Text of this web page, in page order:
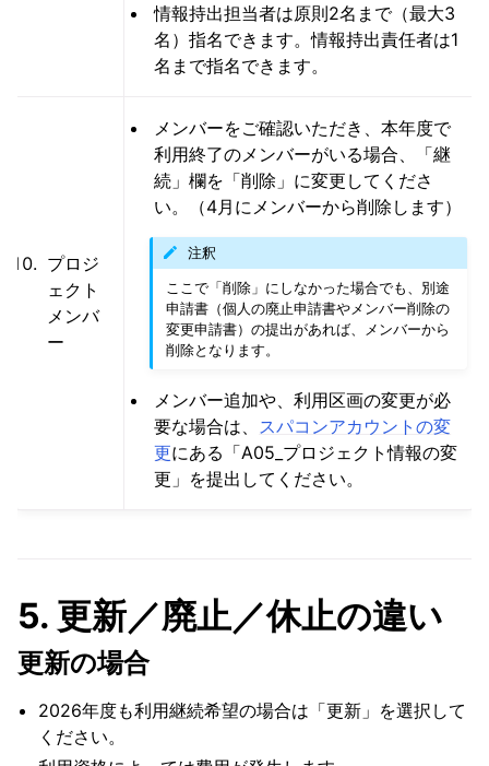
情報持出担当者は原則2名まで（最大3
名）指名できます。情報持出責任者は1
名まで指名できます。
プロジ
ェクト
メンバ
ー
メンバーをご確認いただき、本年度で
利用終了のメンバーがいる場合、「継
続」欄を「削除」に変更してくださ
い。（4月にメンバーから削除します）
注釈
ここで「削除」にしなかった場合でも、別途
申請書（個人の廃止申請書やメンバー削除の
変更申請書）の提出があれば、メンバーから
削除となります。
メンバー追加や、利用区画の変更が必
要な場合は、 スパコンアカウントの変
更にある「A05_プロジェクト情報の変
更」を提出してください。
5. 更新／廃止／休止の違い
更新の場合
2026年度も利用継続希望の場合は「更新」を選択して
ください。